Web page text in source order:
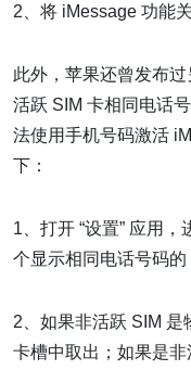
2、将 iMessage 功能
此外，苹果还曾发布
活跃 SIM 卡相同电话
法使用手机号码激活
下：
1、打开 “设置” 应用，
个显示相同电话号码的
2、如果非活跃 SIM 是
卡槽中取出；如果是非